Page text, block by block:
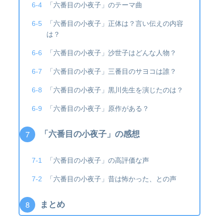
「六番目の小夜子」のテーマ曲
「六番目の小夜子」正体は？言い伝えの内容
は？
「六番目の小夜子」沙世子はどんな人物？
「六番目の小夜子」三番目のサヨコは誰？
「六番目の小夜子」黒川先生を演じたのは？
「六番目の小夜子」原作がある？
「六番目の小夜子」の感想
「六番目の小夜子」の高評価な声
「六番目の小夜子」昔は怖かった、との声
まとめ